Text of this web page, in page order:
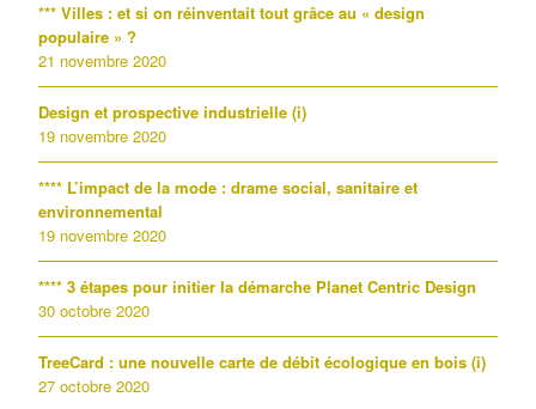
*** Villes : et si on réinventait tout grâce au « design
populaire » ?
21 novembre 2020
Design et prospective industrielle (i)
19 novembre 2020
**** L’impact de la mode : drame social, sanitaire et
environnemental
19 novembre 2020
**** 3 étapes pour initier la démarche Planet Centric Design
30 octobre 2020
TreeCard : une nouvelle carte de débit écologique en bois (i)
27 octobre 2020